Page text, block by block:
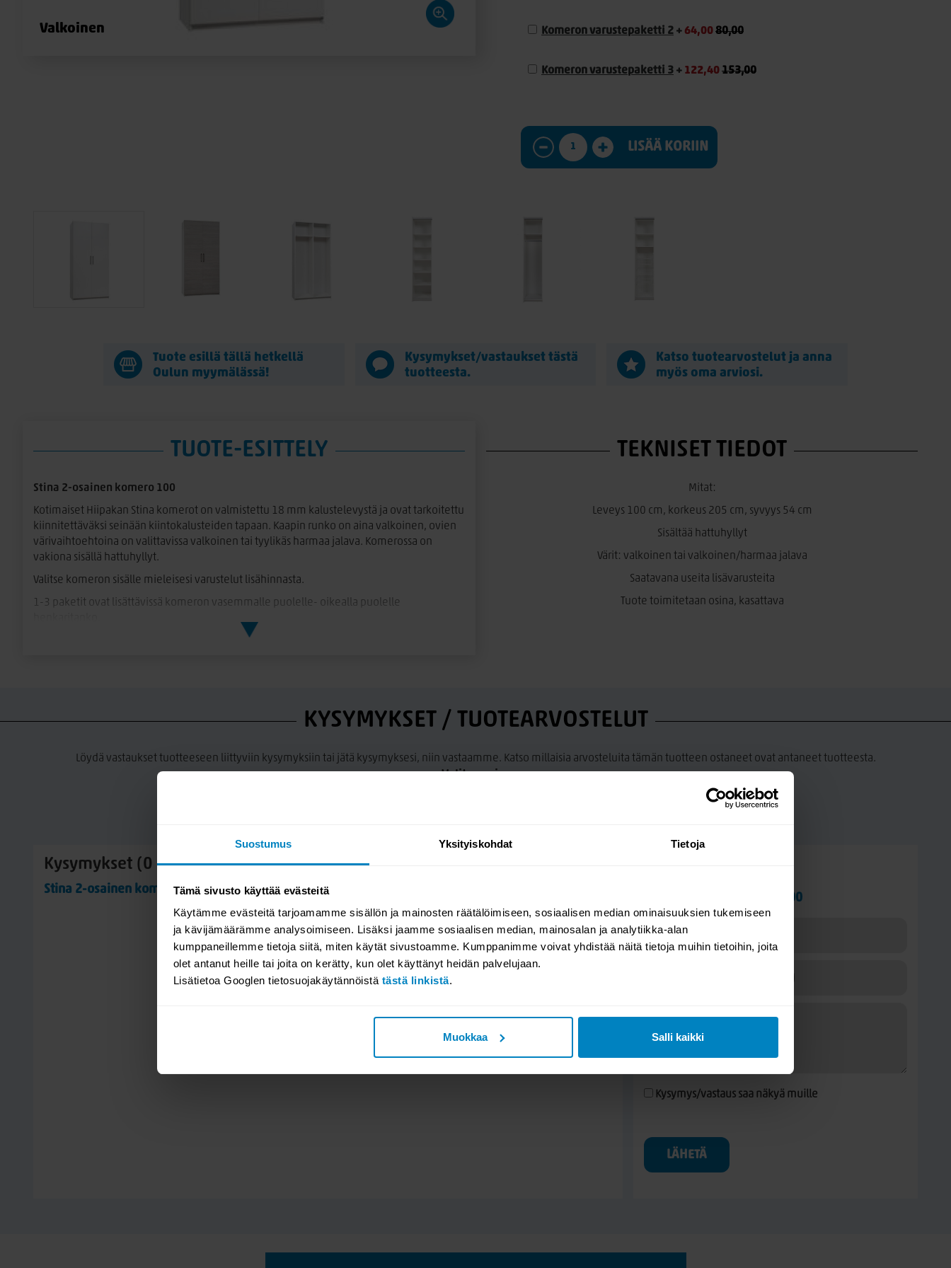
Suostumus Yksityiskohdat Tietoja
Tämä sivusto käyttää evästeitä
Käytämme evästeitä tarjoamamme sisällön ja mainosten räätälöimiseen, sosiaalisen median ominaisuuksien tukemiseen
ja kävijämäärämme analysoimiseen. Lisäksi jaamme sosiaalisen median, mainosalan ja analytiikka-alan
kumppaneillemme tietoja siitä, miten käytät sivustoamme. Kumppanimme voivat yhdistää näitä tietoja muihin tietoihin, joita
olet antanut heille tai joita on kerätty, kun olet käyttänyt heidän palvelujaan.
Lisätietoa Googlen tietosuojakäytännöistä tästä linkistä.
Muokkaa Salli kaikki
Valkoinen Komeron varustepaketti 2 + 64,0080,00
Komeron varustepaketti 3 + 122,40153,00
LISÄÄ KORIIN
Tuote esillä tällä hetkellä
Oulun myymälässä!
Kysymykset/vastaukset tästä
tuotteesta.
Katso tuotearvostelut ja anna
myös oma arviosi.
TUOTE-ESITTELY
Stina 2-osainen komero 100
Kotimaiset Hiipakan Stina komerot on valmistettu 18 mm kalustelevystä ja ovat tarkoitettu
kiinnitettäväksi seinään kiintokalusteiden tapaan. Kaapin runko on aina valkoinen, ovien
värivaihtoehtoina on valittavissa valkoinen tai tyylikäs harmaa jalava. Komerossa on
vakiona sisällä hattuhyllyt.
Valitse komeron sisälle mieleisesi varustelut lisähinnasta.
1-3 paketit ovat lisättävissä komeron vasemmalle puolelle- oikealla puolelle
TEKNISET TIEDOT
Mitat:
Leveys 100 cm, korkeus 205 cm, syvyys 54 cm
Sisältää hattuhyllyt
Värit: valkoinen tai valkoinen/harmaa jalava
Saatavana useita lisävarusteita
Tuote toimitetaan osina, kasattava
KYSYMYKSET / TUOTEARVOSTELUT
Löydä vastaukset tuotteeseen liittyviin kysymyksiin tai jätä kysymyksesi, niin vastaamme. Katso millaisia arvosteluita tämän tuotteen ostaneet ovat antaneet tuotteesta.
Valitse osio:
Kysymykset (0 kpl)
Stina 2-osainen komero 100
Stina 2-osainen komero 100
Kysymys/vastaus saa näkyä muille
LÄHETÄ